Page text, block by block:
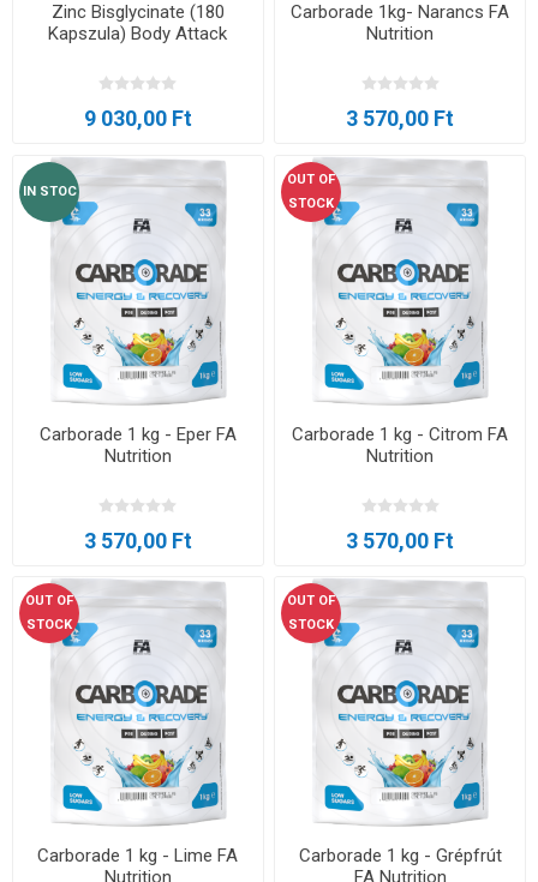
Zinc Bisglycinate (180
Kapszula) Body Attack
9 030,00 Ft
Carborade 1kg- Narancs FA
Nutrition
3 570,00 Ft
IN STOC
Carborade 1 kg - Eper FA
Nutrition
3 570,00 Ft
OUT OF
STOCK
Carborade 1 kg - Citrom FA
Nutrition
3 570,00 Ft
OUT OF
STOCK
Carborade 1 kg - Lime FA
Nutrition
OUT OF
STOCK
Carborade 1 kg - Grépfrút
FA Nutrition